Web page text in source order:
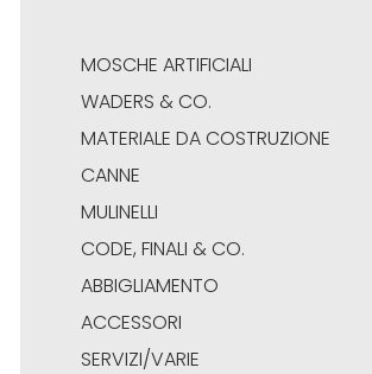
MOSCHE ARTIFICIALI
WADERS & CO.
MATERIALE DA COSTRUZIONE
CANNE
MULINELLI
CODE, FINALI & CO.
ABBIGLIAMENTO
ACCESSORI
SERVIZI/VARIE